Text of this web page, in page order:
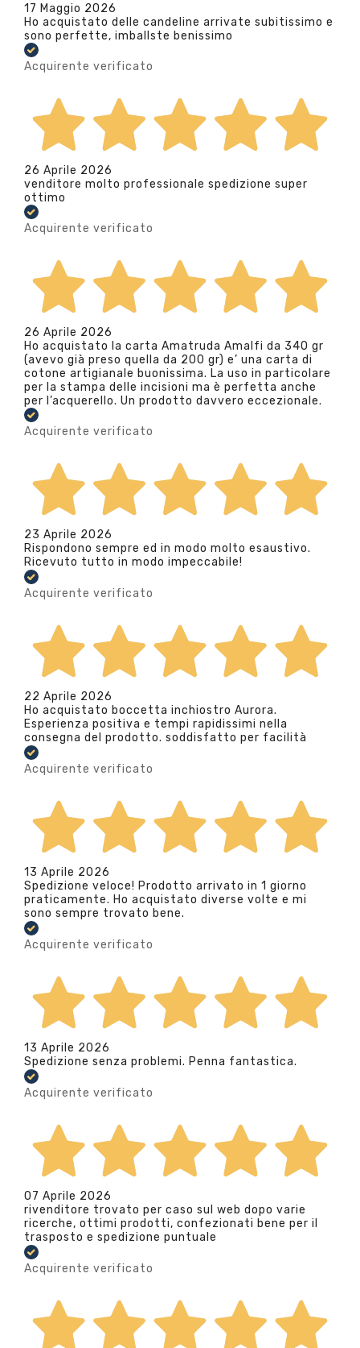
17 Maggio 2026
Ho acquistato delle candeline arrivate subitissimo e
sono perfette, imballste benissimo
Acquirente verificato
26 Aprile 2026
venditore molto professionale spedizione super
ottimo
Acquirente verificato
26 Aprile 2026
Ho acquistato la carta Amatruda Amalfi da 340 gr
(avevo già preso quella da 200 gr) e’ una carta di
cotone artigianale buonissima. La uso in particolare
per la stampa delle incisioni ma è perfetta anche
per l’acquerello. Un prodotto davvero eccezionale.
Acquirente verificato
23 Aprile 2026
Rispondono sempre ed in modo molto esaustivo.
Ricevuto tutto in modo impeccabile!
Acquirente verificato
22 Aprile 2026
Ho acquistato boccetta inchiostro Aurora.
Esperienza positiva e tempi rapidissimi nella
consegna del prodotto. soddisfatto per facilità
Acquirente verificato
13 Aprile 2026
Spedizione veloce! Prodotto arrivato in 1 giorno
praticamente. Ho acquistato diverse volte e mi
sono sempre trovato bene.
Acquirente verificato
13 Aprile 2026
Spedizione senza problemi. Penna fantastica.
Acquirente verificato
07 Aprile 2026
rivenditore trovato per caso sul web dopo varie
ricerche, ottimi prodotti, confezionati bene per il
trasposto e spedizione puntuale
Acquirente verificato